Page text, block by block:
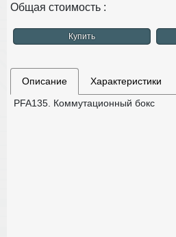
Общая стоимость :
Купить
Описание
Характеристики
PFA135. Коммутационный бокс